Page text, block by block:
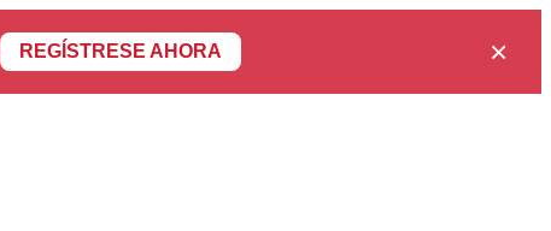
REGÍSTRESE AHORA ×